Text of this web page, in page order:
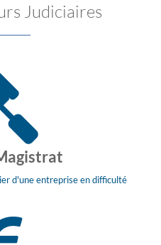
Judiciaires
d'une entreprise en difficulté